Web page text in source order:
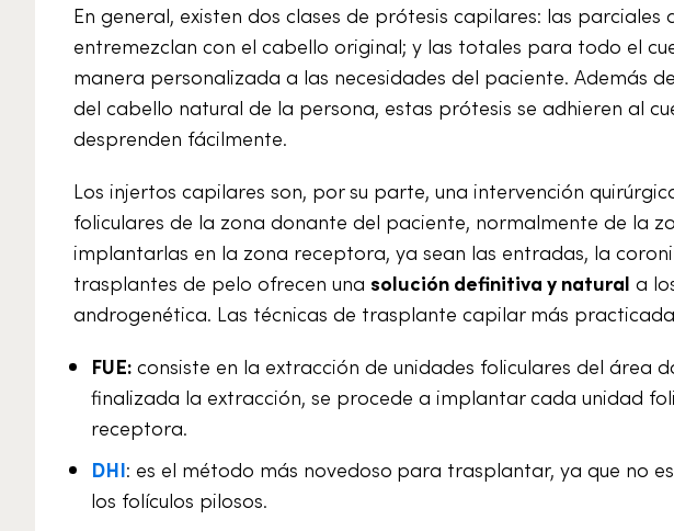
En general, existen dos clases de prótesis capilares: las
entremezclan con el cabello original; y las totales para todo el
manera personalizada a las necesidades del paciente. Además
del cabello natural de la persona, estas prótesis se adhieren al
desprenden fácilmente.
Los injertos capilares son, por su parte, una intervención
foliculares de la zona donante del paciente, normalmente de la
implantarlas en la zona receptora, ya sean las entradas, la
trasplantes de pelo ofrecen una solución definitiva y natural a
androgenética. Las técnicas de trasplante capilar más
FUE:consiste en la extracción de unidades foliculares del área
finalizada la extracción, se procede a implantar cada unidad
receptora.
DHI: es el método más novedoso para trasplantar, ya que no
los folículos pilosos.